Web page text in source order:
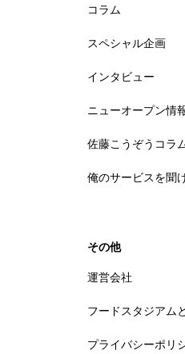
コラム
スペシャル企画
インタビュー
ニューオープン情
佐藤こうぞうコラ
俺のサービスを聞
その他
運営会社
フードスタジアム
プライバシーポリ